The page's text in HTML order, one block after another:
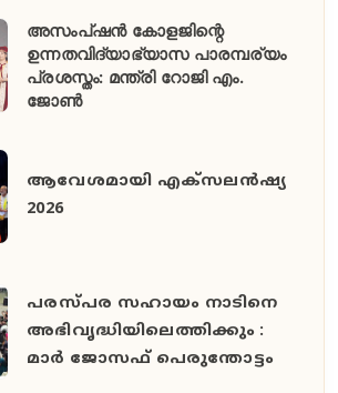
അസംപ്ഷൻ കോളജിന്റെ
ഉന്നതവിദ്യാഭ്യാസ പാരമ്പര്യം
പ്രശസ്തം: മന്ത്രി റോജി എം.
ജോൺ
ആവേശമായി എക്സലൻഷ്യ
2026
പരസ്പര സഹായം നാടിനെ
അഭിവൃദ്ധിയിലെത്തിക്കും :
മാർ ജോസഫ് പെരുന്തോട്ടം